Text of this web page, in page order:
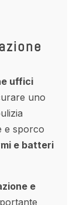
uffici
uno
e sporco
e batteri
e